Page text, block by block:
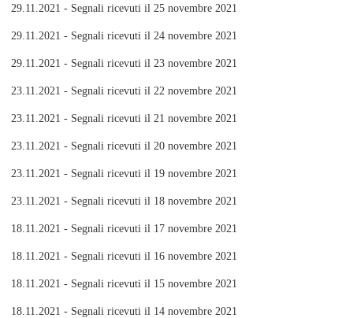
29.11.2021 - Segnali ricevuti il 25 novembre 2021
29.11.2021 - Segnali ricevuti il 24 novembre 2021
29.11.2021 - Segnali ricevuti il 23 novembre 2021
23.11.2021 - Segnali ricevuti il 22 novembre 2021
23.11.2021 - Segnali ricevuti il 21 novembre 2021
23.11.2021 - Segnali ricevuti il 20 novembre 2021
23.11.2021 - Segnali ricevuti il 19 novembre 2021
23.11.2021 - Segnali ricevuti il 18 novembre 2021
18.11.2021 - Segnali ricevuti il 17 novembre 2021
18.11.2021 - Segnali ricevuti il 16 novembre 2021
18.11.2021 - Segnali ricevuti il 15 novembre 2021
18.11.2021 - Segnali ricevuti il 14 novembre 2021